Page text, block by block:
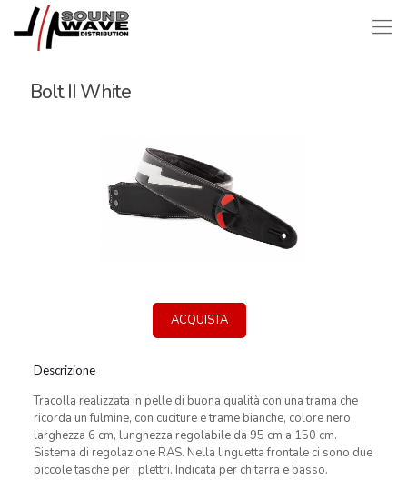
Bolt II White
ACQUISTA
Descrizione
Tracolla realizzata in pelle di buona qualità con una trama che
ricorda un fulmine, con cuciture e trame bianche, colore nero,
larghezza 6 cm, lunghezza regolabile da 95 cm a 150 cm.
Sistema di regolazione RAS. Nella linguetta frontale ci sono due
piccole tasche per i plettri. Indicata per chitarra e basso.